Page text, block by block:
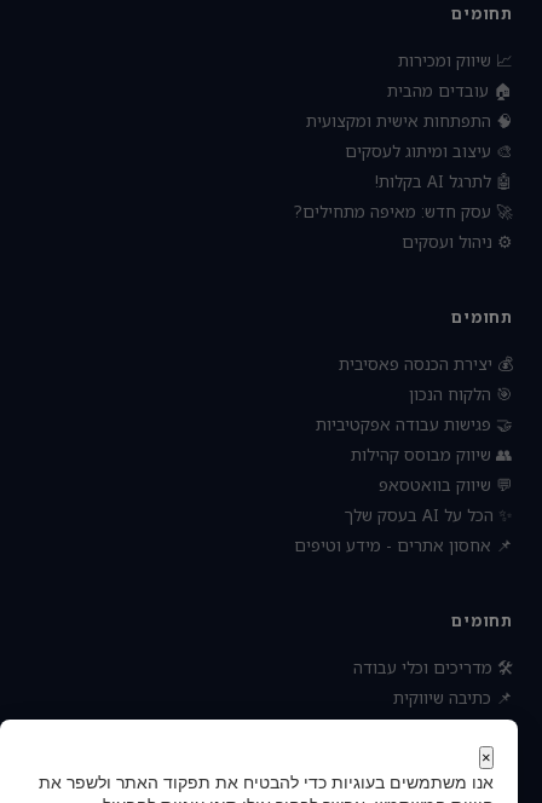
תחומים
📈 שיווק ומכירות
🏠 עובדים מהבית
🧠 התפתחות אישית ומקצועית
🎨 עיצוב ומיתוג לעסקים
🤖 לתרגל AI בקלות!
🚀 עסק חדש: מאיפה מתחילים?
⚙️ ניהול ועסקים
תחומים
💰 יצירת הכנסה פאסיבית
🎯 הלקוח הנכון
🤝 פגישות עבודה אפקטיביות
👥 שיווק מבוסס קהילות
💬 שיווק בוואטסאפ
✨ הכל על AI בעסק שלך
📌 אחסון אתרים - מידע וטיפים
תחומים
🛠 מדריכים וכלי עבודה
📌 כתיבה שיווקית
📌 socialbee מפלצת המדיה
📌 נטוורקינג וקשרים עסקיים
📌 חדשות כלכלה ועסקים
×
אנו משתמשים בעוגיות כדי להבטיח את תפקוד האתר ולשפר את